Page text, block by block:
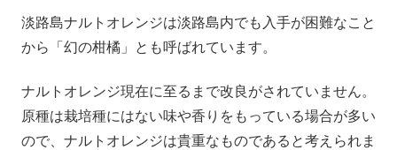
淡路島ナルトオレンジは淡路島内でも入手が困難なこと
から「幻の柑橘」とも呼ばれています。
ナルトオレンジ現在に至るまで改良がされていません。
原種は栽培種にはない味や香りをもっている場合が多い
ので、ナルトオレンジは貴重なものであると考えられま